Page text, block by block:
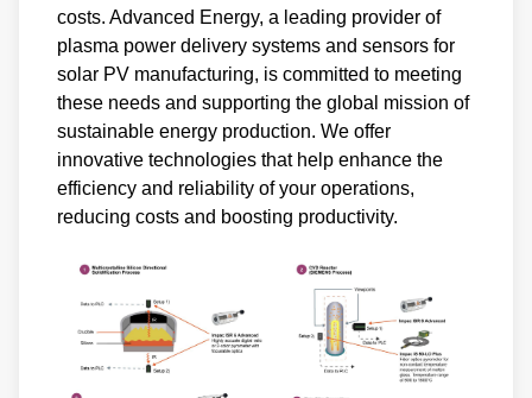
costs. Advanced Energy, a leading provider of
plasma power delivery systems and sensors for
solar PV manufacturing, is committed to meeting
these needs and supporting the global mission of
sustainable energy production. We offer
innovative technologies that help enhance the
efficiency and reliability of your operations,
reducing costs and boosting productivity.